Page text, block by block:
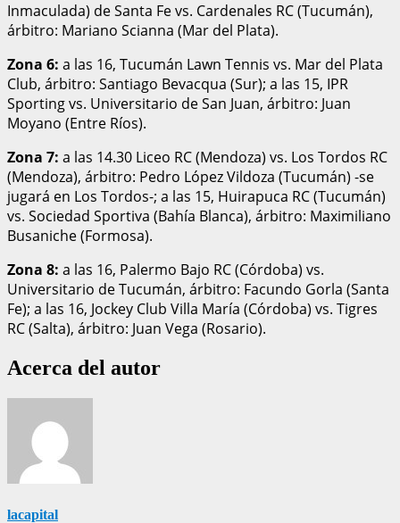
Inmaculada) de Santa Fe vs. Cardenales RC (Tucumán),
árbitro: Mariano Scianna (Mar del Plata).
Zona 6: a las 16, Tucumán Lawn Tennis vs. Mar del Plata
Club, árbitro: Santiago Bevacqua (Sur); a las 15, IPR
Sporting vs. Universitario de San Juan, árbitro: Juan
Moyano (Entre Ríos).
Zona 7: a las 14.30 Liceo RC (Mendoza) vs. Los Tordos RC
(Mendoza), árbitro: Pedro López Vildoza (Tucumán) -se
jugará en Los Tordos-; a las 15, Huirapuca RC (Tucumán)
vs. Sociedad Sportiva (Bahía Blanca), árbitro: Maximiliano
Busaniche (Formosa).
Zona 8: a las 16, Palermo Bajo RC (Córdoba) vs.
Universitario de Tucumán, árbitro: Facundo Gorla (Santa
Fe); a las 16, Jockey Club Villa María (Córdoba) vs. Tigres
RC (Salta), árbitro: Juan Vega (Rosario).
Acerca del autor
lacapital